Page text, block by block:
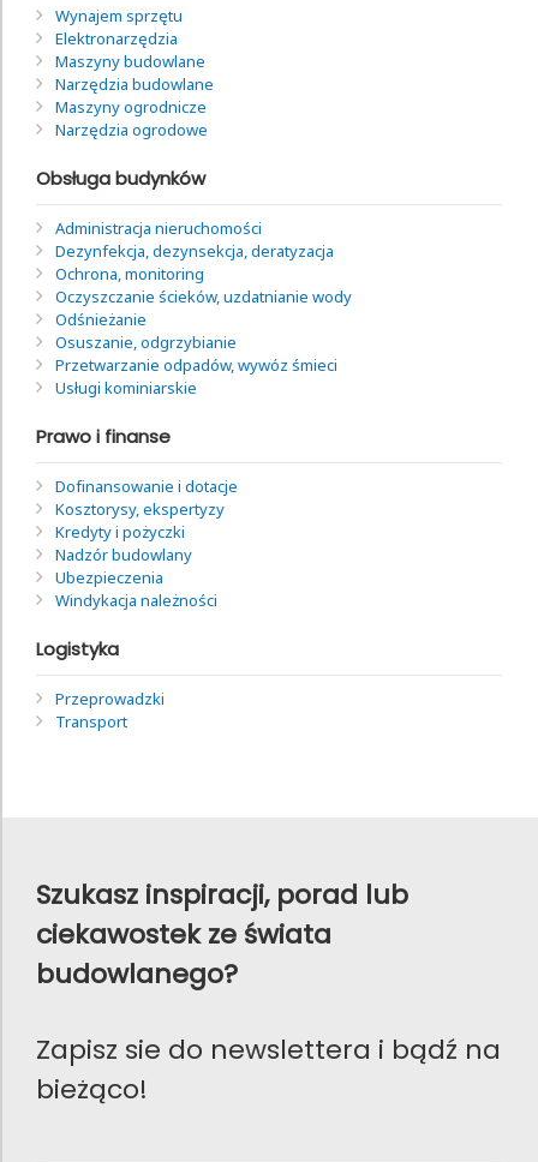
Wynajem sprzętu
Elektronarzędzia
Maszyny budowlane
Narzędzia budowlane
Maszyny ogrodnicze
Narzędzia ogrodowe
Obsługa budynków
Administracja nieruchomości
Dezynfekcja, dezynsekcja, deratyzacja
Ochrona, monitoring
Oczyszczanie ścieków, uzdatnianie wody
Odśnieżanie
Osuszanie, odgrzybianie
Przetwarzanie odpadów, wywóz śmieci
Usługi kominiarskie
Prawo i finanse
Dofinansowanie i dotacje
Kosztorysy, ekspertyzy
Kredyty i pożyczki
Nadzór budowlany
Ubezpieczenia
Windykacja należności
Logistyka
Przeprowadzki
Transport
Szukasz inspiracji, porad lub
ciekawostek ze świata
budowlanego?
Zapisz sie do newslettera i bądź na
bieżąco!